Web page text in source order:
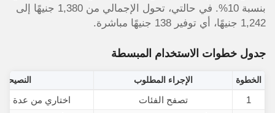
بنسبة 10%. في حالتي، تحول الإجمالي من 1,380 جنيهًا إلى
1,242 جنيهًا، أي توفير 138 جنيهًا مباشرة.
جدول خطوات الاستخدام المبسطة
الخطوة الإجراء المطلوب النصيحة
1 تصفح الفئات
اختاري من عدة